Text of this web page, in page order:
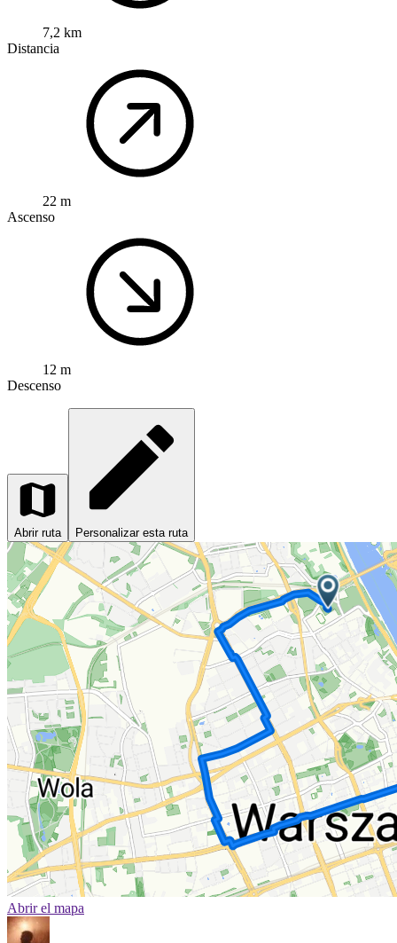
7,2 km
Distancia
22 m
Ascenso
12 m
Descenso
Abrir ruta Personalizar esta ruta
Abrir el mapa